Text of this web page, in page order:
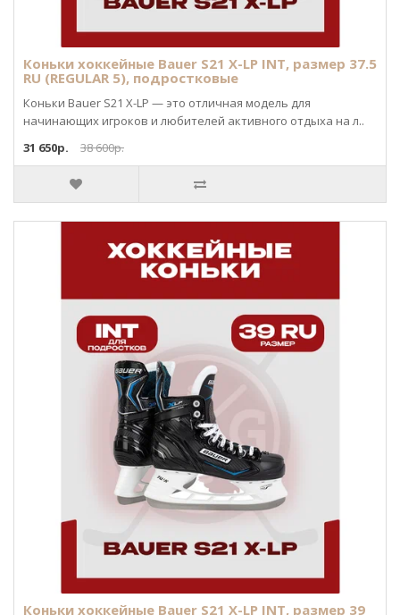
Коньки хоккейные Bauer S21 X-LP INT, размер 37.5
RU (REGULAR 5), подростковые
Коньки Bauer S21 X-LP — это отличная модель для
начинающих игроков и любителей активного отдыха на л..
31 650р.
38 600р.
Коньки хоккейные Bauer S21 X-LP INT, размер 39